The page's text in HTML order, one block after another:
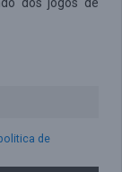
de